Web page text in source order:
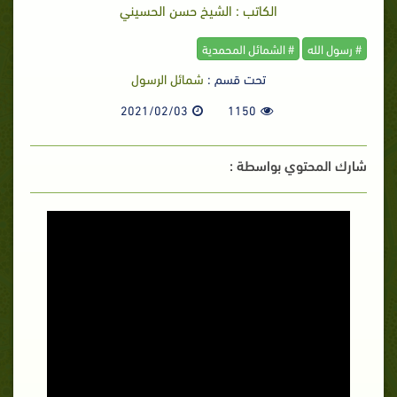
الكاتب : الشيخ حسن الحسيني
# رسول الله # الشمائل المحمدية
تحت قسم : شمائل الرسول
1150
2021/02/03
شارك المحتوي بواسطة :